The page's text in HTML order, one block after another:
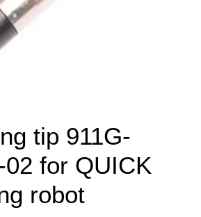
tip 911G-
02 for QUICK
robot